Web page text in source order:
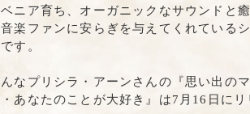
ベニア育ち、オーガニックなサウンドと
楽ファンに安らぎを与えてくれている
す。
なプリシラ・アーンさんの『思い出の
・あなたのことが大好き』は7月16日に